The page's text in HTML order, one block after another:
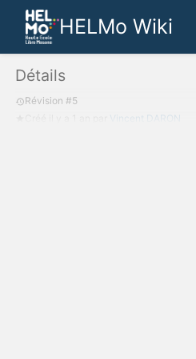
HELMo Wiki
Détails
Révision #5
Vincent DARON